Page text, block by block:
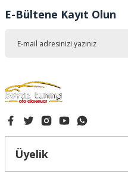
E-Bültene Kayıt Olun
Üyelik